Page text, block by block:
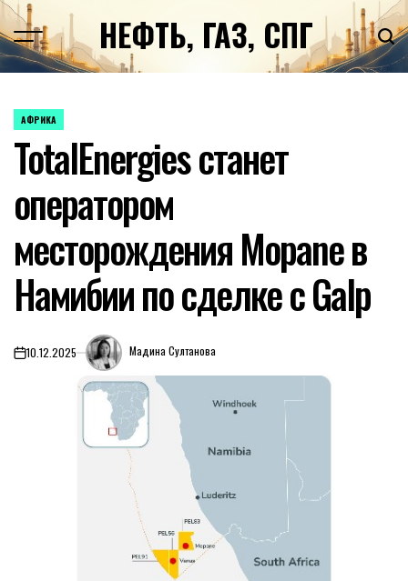
Перейти
к
содержимомуНЕФТЬ, ГАЗ, СПГ
ОПУБЛИКОВАНО
АФРИКА
TotalEnergies станет
оператором
месторождения Mopane в
Намибии по сделке с Galp
on10.12.2025 Мадина Султанова